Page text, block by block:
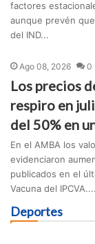
factores
aunque prevén
del IND...
Ago 08, 2026 0
Los precios
respiro en
del 50% en
En el AMBA los
evidenciaron
publicados en el
Vacuna del IPCVA....
Deportes